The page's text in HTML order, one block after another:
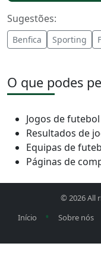
Sugestões:
Benfica Sporting
O que podes
Jogos de
Resultados de
Equipas de
Páginas de
© 2026 All
Início
• Sobre nós